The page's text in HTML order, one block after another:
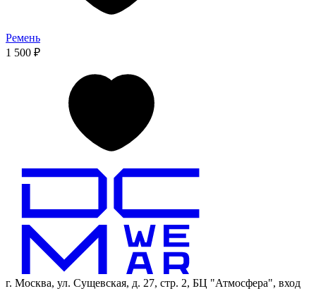
Ремень
1 500 ₽
г. Москва, ул. Сущевская, д. 27, стр. 2, БЦ "Атмосфера", вход